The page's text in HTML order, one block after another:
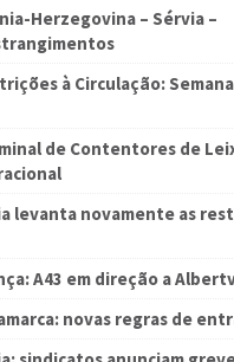
Herzegovina – Sérvia –
à Circulação:
de Contentores de
levanta novamente as
A43 em direção a
novas regras de